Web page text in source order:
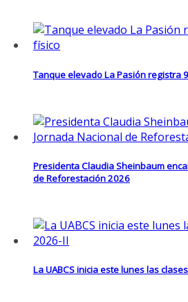
Tanque elevado La Pasión registra
Presidenta Claudia Sheinbaum
de Reforestación 2026
La UABCS inicia este lunes las